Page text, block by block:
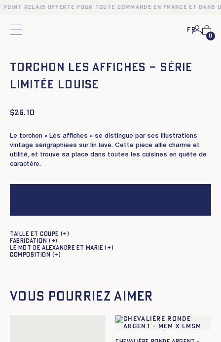
Fr
0
Torchon Les Affiches – Série
Limitée Louise
$26.10
Le torchon « Les affiches » se distingue par ses illustrations
vintage sérigraphiées sur lin lavé. Cette pièce allie charme et
utilité, et trouve sa place dans toutes les cuisines en quête de
caractère.
Taille et coupe
Fabrication
Le mot de Alexandre et Marie
Composition
Vous pourriez aimer